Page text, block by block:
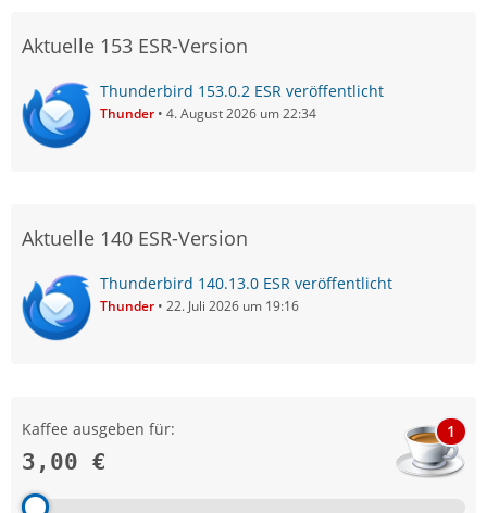
Aktuelle 153 ESR-Version
Thunderbird 153.0.2 ESR veröffentlicht
Thunder 4. August 2026 um 22:34
Aktuelle 140 ESR-Version
Thunderbird 140.13.0 ESR veröffentlicht
Thunder 22. Juli 2026 um 19:16
Kaffee ausgeben für:
3,00 €
1